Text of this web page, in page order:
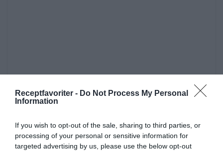
Receptfavoriter - Do Not Process My Personal
Information
If you wish to opt-out of the sale, sharing to third parties, or
processing of your personal or sensitive information for
targeted advertising by us, please use the below opt-out